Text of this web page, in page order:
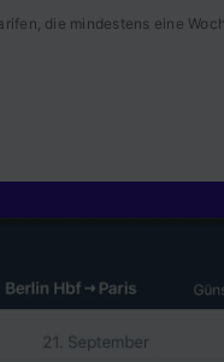
die mindestens eine
Verwendung